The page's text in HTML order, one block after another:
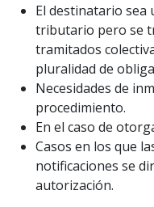
El destinatario
tributario pero se
tramitados
pluralidad de
Necesidades de
procedimiento.
En el caso de
Casos en los que
notificaciones se
autorización.